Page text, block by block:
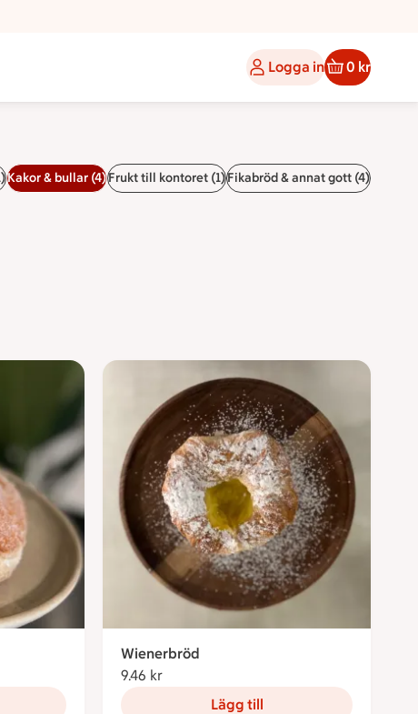
Logga in 0 kr
Kakor & bullar (4)Frukt till kontoret (1)Fikabröd & annat gott (4)
Wienerbröd
9.46 kr
Lägg till